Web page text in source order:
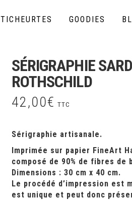
TICHEURTES GOODIES
SÉRIGRAPHIE
ROTHSCHILD
42,00€ TTC
Sérigraphie artisanale.
Imprimée sur papier FineArt
composé de 90% de fibres de
Dimensions : 30 cm x 40 cm.
Le procédé d’impression est
est unique et peut donc